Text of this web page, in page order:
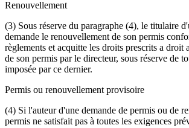
Renouvellement
(3) Sous réserve du paragraphe (4), le titulaire
demande le renouvellement de son permis
règlements et acquitte les droits prescrits a droit
de son permis par le directeur, sous réserve de
imposée par ce dernier.
Permis ou renouvellement provisoire
(4) Si l'auteur d'une demande de permis ou de
permis ne satisfait pas à toutes les exigences